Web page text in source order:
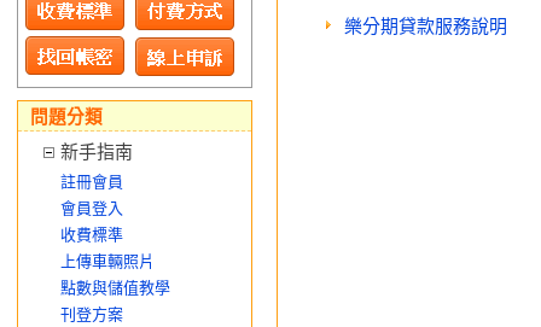
樂分期貸款服務說明
問題分類
新手指南
註冊會員
會員登入
收費標準
上傳車輛照片
點數與儲值教學
刊登方案